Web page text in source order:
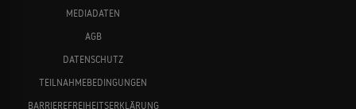
MEDIADATEN
AGB
DATENSCHUTZ
TEILNAHMEBEDINGUNGEN
BARRIEREFREIHEITSERKLÄRUNG